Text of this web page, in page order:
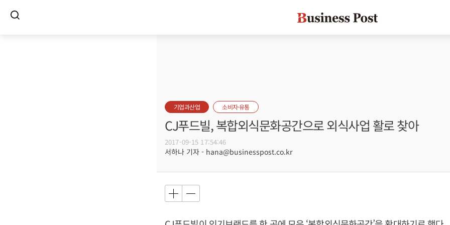
기업과산업 소비자·유통
CJ푸드빌, 복합외식문화공간으로 외식사업 활로 찾아
2017-09-15 17:54:46
서하나 기자 - hana@businesspost.co.kr